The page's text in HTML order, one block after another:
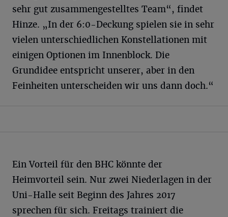
sehr gut zusammengestelltes Team“, findet
Hinze. „In der 6:0-Deckung spielen sie in sehr
vielen unterschiedlichen Konstellationen mit
einigen Optionen im Innenblock. Die
Grundidee entspricht unserer, aber in den
Feinheiten unterscheiden wir uns dann doch.“
Ein Vorteil für den BHC könnte der
Heimvorteil sein. Nur zwei Niederlagen in der
Uni-Halle seit Beginn des Jahres 2017
sprechen für sich. Freitags trainiert die